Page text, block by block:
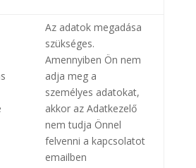
Az adatok megadása
szükséges.
Amennyiben Ön nem
adja meg a
személyes adatokat,
akkor az Adatkezelő
nem tudja Önnel
felvenni a kapcsolatot
emailben